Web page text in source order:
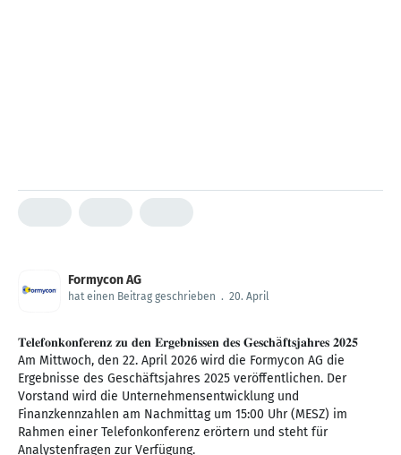
Formycon AG
hat einen Beitrag geschrieben . 20. April
𝐓𝐞𝐥𝐞𝐟𝐨𝐧𝐤𝐨𝐧𝐟𝐞𝐫𝐞𝐧𝐳 𝐳𝐮 𝐝𝐞𝐧 𝐄𝐫𝐠𝐞𝐛𝐧𝐢𝐬𝐬𝐞𝐧 𝐝𝐞𝐬 𝐆𝐞𝐬𝐜𝐡ä𝐟𝐭𝐬𝐣𝐚𝐡𝐫𝐞𝐬 𝟐𝟎𝟐𝟓
Am Mittwoch, den 22. April 2026 wird die Formycon AG die
Ergebnisse des Geschäftsjahres 2025 veröffentlichen. Der
Vorstand wird die Unternehmensentwicklung und
Finanzkennzahlen am Nachmittag um 15:00 Uhr (MESZ) im
Rahmen einer Telefonkonferenz erörtern und steht für
Analystenfragen zur Verfügung.